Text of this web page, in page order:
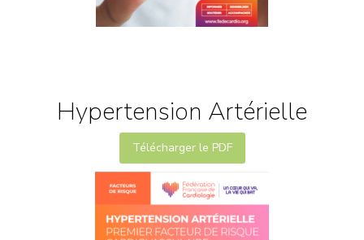
Hypertension Artérielle
Télécharger le PDF